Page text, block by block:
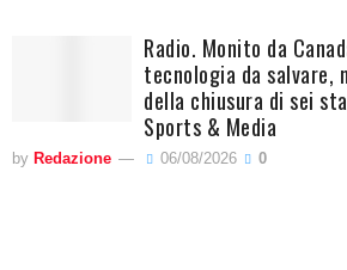
Radio. Monito da
tecnologia da salvare,
della chiusura di sei
Sports & Media
by Redazione 06/08/2026 0